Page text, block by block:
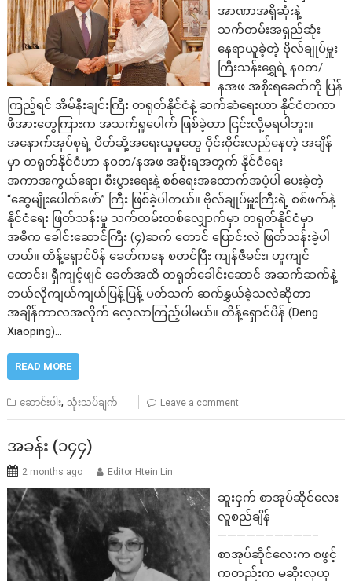
အာဏာအရှိဆုံးနဲ့
သက်တမ်းအရှည်ဆုံး
နေရာယူခဲ့တဲ့ ဗိုလ်ချုပ်မှူး
ကြီးသန်းရွှေရဲ့ နဝတ/
နအဖ အစိုးရခေတ်ကို ပြန်
ကြည့်ရင် အိမ်နီးချင်းကြီး တရုတ်နိုင်ငံနဲ့ ဆက်ဆံရေးဟာ နိုင်ငံတကာ
ဖိအားတွေကြားက အသက်ရှူပေါက် ဖြစ်ခဲ့တာ ငြင်းလို့မရပါဘူး။
အနောက်အုပ်စုရဲ့ ပိတ်ဆို့အရေးယူမှုတွေ ဝိုင်းဝိုင်းလည်နေတဲ့ အချိန်
မှာ တရုတ်နိုင်ငံဟာ နဝတ/နအဖ အစိုးရအတွက် နိုင်ငံရေး
အကာအကွယ်ရော၊ စီးပွားရေးနဲ့ စစ်ရေးအထောက်အပံ့ပါ ပေးခဲ့တဲ့
“ဆွေမျိုးပေါက်ဖော်” ကြီး ဖြစ်ခဲ့ပါတယ်။ ​ဗိုလ်ချုပ်မှူးကြီးရဲ့ စစ်ဖက်နဲ့
နိုင်ငံရေး ဖြတ်သန်းမှု သက်တမ်းတစ်လျှောက်မှာ တရုတ်နိုင်ငံမှာ
အဓိက ခေါင်းဆောင်ကြီး (၄)ဆက် တောင် ပြောင်းလဲ ဖြတ်သန်းခဲ့ပါ
တယ်။ တိန့်ရှောင်ပိန် ခေတ်ကနေ စတင်ပြီး ကျန်ဇီမင်း၊ ဟူကျင်
ထောင်း၊ ရှီကျင့်ဖျင် ခေတ်အထိ တရုတ်ခေါင်းဆောင် အဆက်ဆက်နဲ့
ဘယ်လိုကျယ်ကျယ်ပြန့်ပြန့် ပတ်သက် ဆက်နွှယ်ခဲ့သလဲဆိုတာ
အချိန်ကာလအလိုက် လေ့လာကြည့်ပါမယ်။ ​တိန့်ရှောင်ပိန် (Deng
Xiaoping)…
READ MORE
ဆောင်းပါး, သုံးသပ်ချက် Leave a comment
အခန်း (၁၄၄)
2 months ago Editor Htein Lin
ဆူးငှက် စာအုပ်ဆိုင်လေး
လူစည်ချိန်
——————————–
စာအုပ်ဆိုင်လေးက စဖွင့်
ကတည်းက မဆိုးလှဟု